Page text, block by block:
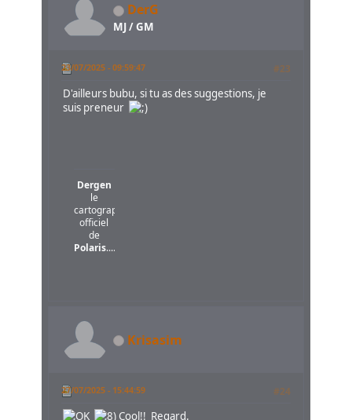
DerG
MJ / GM
23/07/2025 - 09:59:47 #23
D'ailleurs bubu, si tu as des suggestions, je
suis preneur
Dergen
le
cartographe
officiel
de
Polaris....
Krisasim
27/07/2025 - 15:44:59 #24
Cool!! Regard.